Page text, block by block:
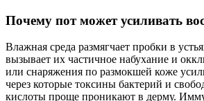
Почему пот может усиливать
Влажная среда размягчает пробки в
вызывает их частичное набухание и
или снаряжения по размокшей коже
через которые токсины бактерий и
кислоты проще проникают в дерму.